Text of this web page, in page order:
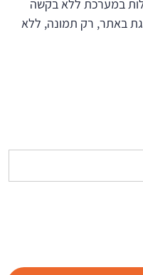
במערכת ללא בקשה
באתר, רק תמונה, ללא